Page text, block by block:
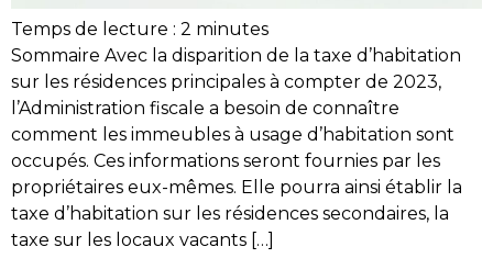
Temps de lecture : 2 minutes
Sommaire Avec la disparition de la taxe d’habitation
sur les résidences principales à compter de 2023,
l’Administration fiscale a besoin de connaître
comment les immeubles à usage d’habitation sont
occupés. Ces informations seront fournies par les
propriétaires eux-mêmes. Elle pourra ainsi établir la
taxe d’habitation sur les résidences secondaires, la
taxe sur les locaux vacants […]